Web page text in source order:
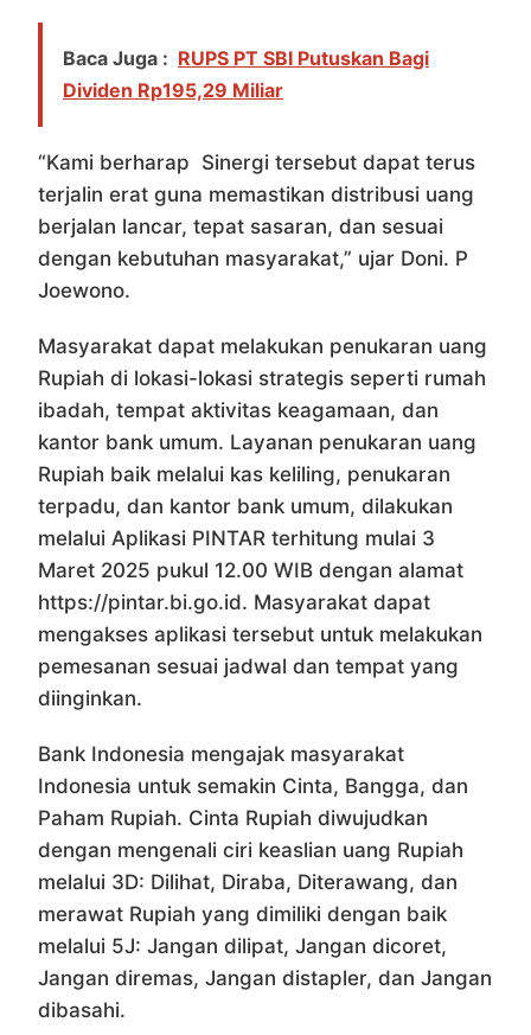
Baca Juga : RUPS PT SBI Putuskan Bagi
Dividen Rp195,29 Miliar
“Kami berharap Sinergi tersebut dapat terus
terjalin erat guna memastikan distribusi uang
berjalan lancar, tepat sasaran, dan sesuai
dengan kebutuhan masyarakat,” ujar Doni. P
Joewono.
Masyarakat dapat melakukan penukaran uang
Rupiah di lokasi-lokasi strategis seperti rumah
ibadah, tempat aktivitas keagamaan, dan
kantor bank umum. Layanan penukaran uang
Rupiah baik melalui kas keliling, penukaran
terpadu, dan kantor bank umum, dilakukan
melalui Aplikasi PINTAR terhitung mulai 3
Maret 2025 pukul 12.00 WIB dengan alamat
https://pintar.bi.go.id. Masyarakat dapat
mengakses aplikasi tersebut untuk melakukan
pemesanan sesuai jadwal dan tempat yang
diinginkan.
Bank Indonesia mengajak masyarakat
Indonesia untuk semakin Cinta, Bangga, dan
Paham Rupiah. Cinta Rupiah diwujudkan
dengan mengenali ciri keaslian uang Rupiah
melalui 3D: Dilihat, Diraba, Diterawang, dan
merawat Rupiah yang dimiliki dengan baik
melalui 5J: Jangan dilipat, Jangan dicoret,
Jangan diremas, Jangan distapler, dan Jangan
dibasahi.